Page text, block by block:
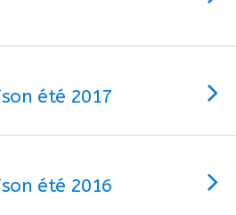
été 2017
été 2016